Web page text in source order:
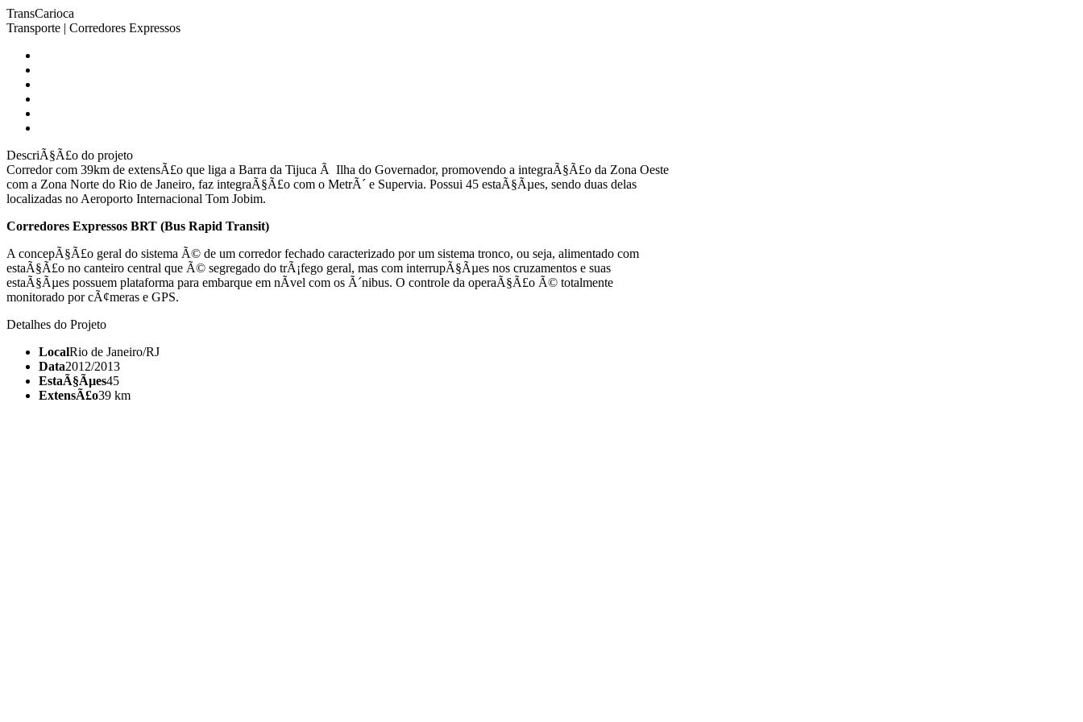
TransCarioca
Transporte | Corredores Expressos
DescriÃ§Ã£o do projeto
Corredor com 39km de extensÃ£o que liga a Barra da Tijuca Ã Ilha do Governador, promovendo a integraÃ§Ã£o da Zona Oeste
com a Zona Norte do Rio de Janeiro, faz integraÃ§Ã£o com o MetrÃ´ e Supervia. Possui 45 estaÃ§Ãµes, sendo duas delas
localizadas no Aeroporto Internacional Tom Jobim.
Corredores Expressos BRT (Bus Rapid Transit)
A concepÃ§Ã£o geral do sistema Ã© de um corredor fechado caracterizado por um sistema tronco, ou seja, alimentado com
estaÃ§Ã£o no canteiro central que Ã© segregado do trÃ¡fego geral, mas com interrupÃ§Ãµes nos cruzamentos e suas
estaÃ§Ãµes possuem plataforma para embarque em nÃ­vel com os Ã´nibus. O controle da operaÃ§Ã£o Ã© totalmente
monitorado por cÃ¢meras e GPS.
Detalhes do Projeto
LocalRio de Janeiro/RJ
Data2012/2013
EstaÃ§Ãµes45
ExtensÃ£o39 km